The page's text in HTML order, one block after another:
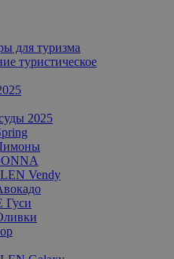
для туризма
туристическое
2025
Vendy
Гуси